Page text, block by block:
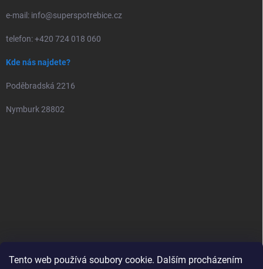
Tento web používá soubory cookie. Dalším procházením
e-mail: info@superspotrebice.cz
telefon: +420 724 018 060
Kde nás najdete?
Poděbradská 2216
Nymburk 28802